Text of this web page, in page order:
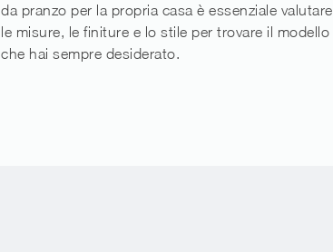
da pranzo per la propria casa è essenziale valutare
le misure, le finiture e lo stile per trovare il modello
che hai sempre desiderato.